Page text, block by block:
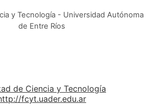
y Tecnología - Universidad Autónoma
de Entre Ríos
de Ciencia y Tecnología
fcyt.uader.edu.ar